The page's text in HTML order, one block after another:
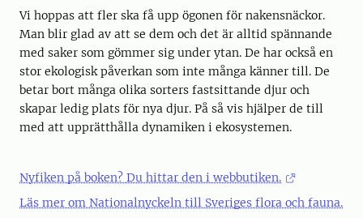
Vi hoppas att fler ska få upp ögonen för nakensnäckor.
Man blir glad av att se dem och det är alltid spännande
med saker som gömmer sig under ytan. De har också en
stor ekologisk påverkan som inte många känner till. De
betar bort många olika sorters fastsittande djur och
skapar ledig plats för nya djur. På så vis hjälper de till
med att upprätthålla dynamiken i ekosystemen.
Nyfiken på boken? Du hittar den i webbutiken.
Läs mer om Nationalnyckeln till Sveriges flora och fauna.